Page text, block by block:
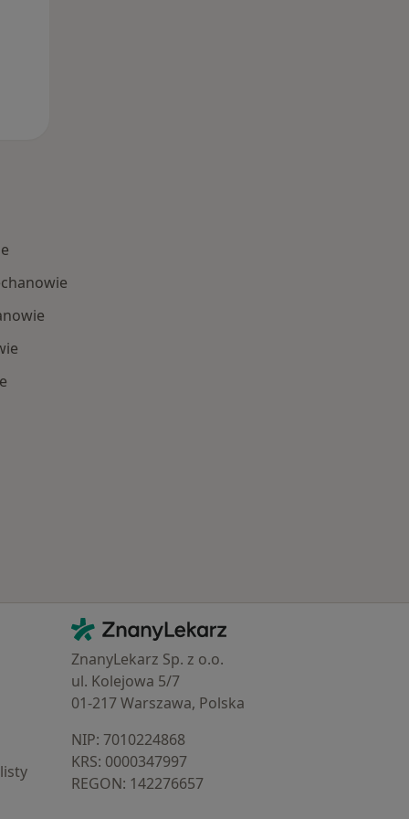
Kontakt
ZnanyLekarz - Strona główna
ZnanyLekarz Sp. z o.o.
ul. Kolejowa 5/7
01-217 Warszawa, Polska
NIP: ⁠7010224868
KRS: ⁠0000347997
REGON: ⁠142276657